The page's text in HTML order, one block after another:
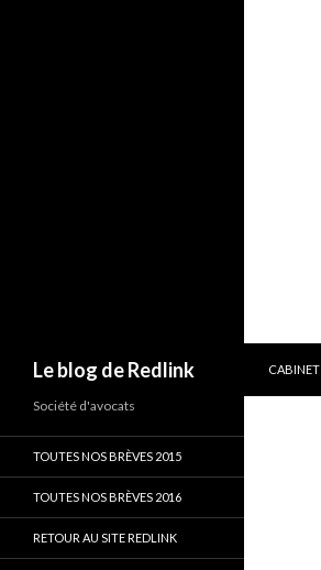
Le blog de Redlink
CABINET
Société d'avocats
TOUTES NOS BRÈVES 2015
TOUTES NOS BRÈVES 2016
RETOUR AU SITE REDLINK